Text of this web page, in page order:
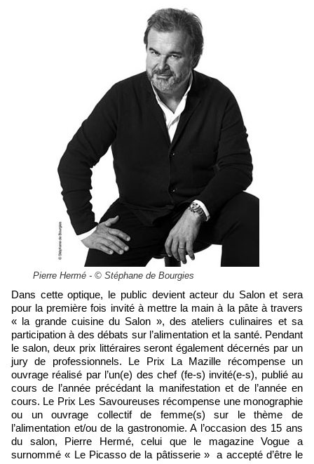
Pierre Hermé - © Stéphane de Bourgies
Dans cette optique, le public devient acteur du Salon et sera
pour la première fois invité à mettre la main à la pâte à travers
« la grande cuisine du Salon », des ateliers culinaires et sa
participation à des débats sur l’alimentation et la santé. Pendant
le salon, deux prix littéraires seront également décernés par un
jury de professionnels. Le Prix La Mazille récompense un
ouvrage réalisé par l’un(e) des chef (fe-s) invité(e-s), publié au
cours de l’année précédant la manifestation et de l’année en
cours. Le Prix Les Savoureuses récompense une monographie
ou un ouvrage collectif de femme(s) sur le thème de
l’alimentation et/ou de la gastronomie. A l’occasion des 15 ans
du salon, Pierre Hermé, celui que le magazine Vogue a
surnommé « Le Picasso de la pâtisserie » a accepté d’être le